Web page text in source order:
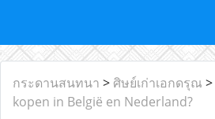
กระดานสนทนา > ศิษย์เก่าเอกดรุณ >
kopen in België en Nederland?